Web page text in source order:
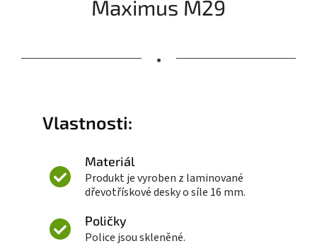
Maximus M29
•
Vlastnosti:
Materiál
Produkt je vyroben z laminované
dřevotřískové desky o síle 16 mm.
Poličky
Police jsou skleněné.